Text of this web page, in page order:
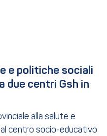
e politiche sociali
due centri Gsh in
alla salute e
centro socio-educativo